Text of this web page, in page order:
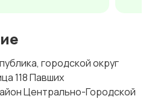
городской округ
118 Павших
Центрально-Городской